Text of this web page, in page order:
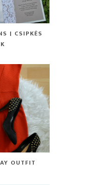
| CSIPKÉS
OUTFIT